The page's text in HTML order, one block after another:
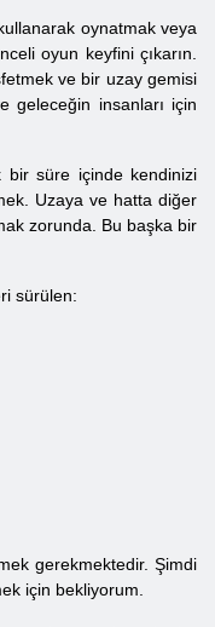
oynatmak veya
oyun keyfini çıkarın.
ve bir uzay gemisi
geleceğin insanları için
bir süre içinde kendinizi
Uzaya ve hatta diğer
zorunda. Bu başka bir
sürülen:
gerekmektedir. Şimdi
için bekliyorum.